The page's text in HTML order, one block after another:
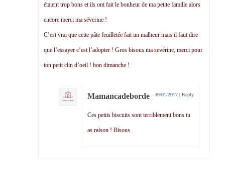
étaient trop bons et ils ont fait le bonheur de ma petite famille alors
encore merci ma séverine !
C’est vrai que cette pâte feuilletée fait un malheur mais il faut dire
que l’essayer c’est l’adopter ! Gros bisous ma sevérine, merci pour
ton petit clin d’oeil ! bon dimanche !
Mamancadeborde 30/01/2017 | Reply
Ces petits biscuits sont terriblement bons tu
as raison ! Bisous